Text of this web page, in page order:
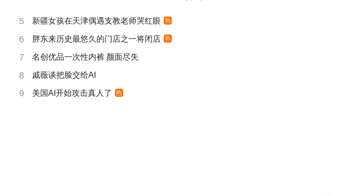
5 新疆女孩在天津偶遇支教老师哭红眼 热
6 胖东来历史最悠久的门店之一将闭店 热
7 名创优品一次性内裤 颜面尽失
8 戚薇谈把脸交给AI
9 美国AI开始攻击真人了 热